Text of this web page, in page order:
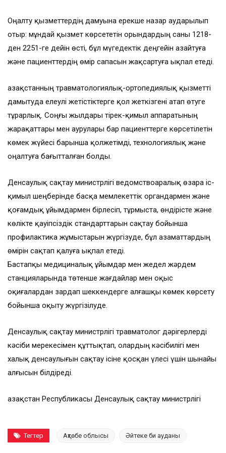
Оңалту қызметтердің дамуына ерекше назар аударылып
отыр: мұндай қызмет көрсететін орындардың саны 1218-
ден 2251-ге дейін өсті, бұл мүгедектік деңгейін азайтуға
және пациенттердің өмір сапасын жақсартуға ықпал етеді.
Қазақстанның травматологиялық-ортопедиялық қызметті
дамытуда елеулі жетістіктерге қол жеткізгені атап өтуге
тұрарлық. Соңғы жылдары тірек-қимыл аппаратының
жарақаттары мен аурулары бар пациенттерге көрсетілетін
көмек жүйесі барынша қолжетімді, технологиялық және
оңалтуға бағытталған болды.
Денсаулық сақтау министрлігі ведомствоаралық өзара іс-
қимыл шеңберінде басқа мемлекеттік органдармен және
қоғамдық ұйымдармен бірлесіп, тұрмыста, өндірісте және
көлікте қауіпсіздік стандарттарын сақтау бойынша
профилактика жұмыстарын жүргізуде, бұл азаматтардың
өмірін сақтап қалуға ықпал етеді.
Бастапқы медициналық ұйымдар мен жедел жәрдем
станцияларында төтенше жағдайлар мен оқыс
оқиғалардан зардап шеккендерге алғашқы көмек көрсету
бойынша оқыту жүргізілуде.
Денсаулық сақтау министрлігі травматолог дәрігерлерді
кәсіби мерекесімен құттықтап, олардың кәсібилігі мен
халық денсаулығын сақтау ісіне қосқан үлесі үшін шынайы
алғысын білдіреді.
Қазақстан Республикасы Денсаулық сақтау министрлігі
Тегтер Ақтөбе облысы Әйтеке би ауданы